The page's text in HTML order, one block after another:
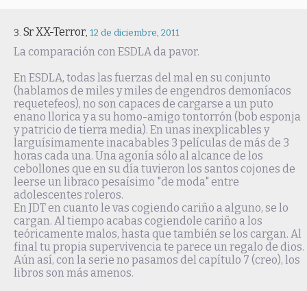
Sr XX-Terror 12 de diciembre, 2011
La comparación con ESDLA da pavor.
En ESDLA, todas las fuerzas del mal en su conjunto
(hablamos de miles y miles de engendros demoníacos
requetefeos), no son capaces de cargarse a un puto
enano llorica y a su homo-amigo tontorrón (bob esponja
y patricio de tierra media). En unas inexplicables y
larguísimamente inacabables 3 películas de más de 3
horas cada una. Una agonía sólo al alcance de los
cebollones que en su día tuvieron los santos cojones de
leerse un libraco pesaísimo "de moda" entre
adolescentes roleros.
En JDT en cuanto le vas cogiendo cariño a alguno, se lo
cargan. Al tiempo acabas cogiendole cariño a los
teóricamente malos, hasta que también se los cargan. Al
final tu propia supervivencia te parece un regalo de dios.
Aún así, con la serie no pasamos del capítulo 7 (creo), los
libros son más amenos.